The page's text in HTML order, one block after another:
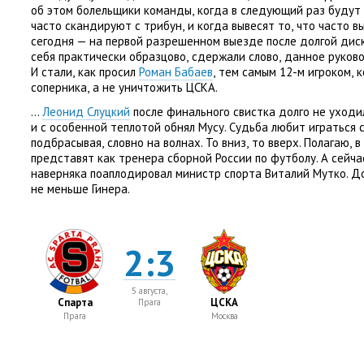
об этом болельщики команды, когда в следующий раз
часто скандируют с трибун, и когда вывесят то, что часто
сегодня — на первой разрешенном выезде после долгой
себя практически образцово, сдержали слово, данное
И стали, как просил Роман Бабаев, тем самым 12-м игроком,
соперника, а не уничтожить ЦСКА.
… Леонид Слуцкий после финального свистка долго не
и с особенной теплотой обнял Мусу. Судьба любит
подбрасывая, словно на волнах. То вниз, то вверх. Полагаю,
представят как тренера сборной России по футболу. А
наверняка поаплодировал министр спорта Виталий Мутко.
не меньше Гинера.
Спарта
Прага
2:3
5 августа,
Прага
ЦСКА
Москва